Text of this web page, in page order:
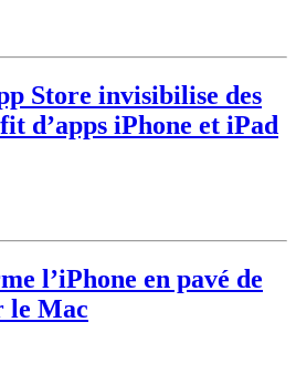
Store invisibilise des
d’apps iPhone et iPad
l’iPhone en pavé de
le Mac